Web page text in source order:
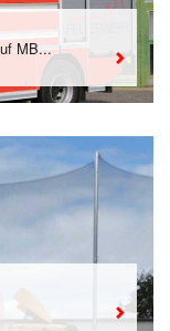
MB...